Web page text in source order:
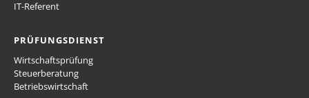
IT-Referent
PRÜFUNGSDIENST
Wirtschaftsprüfung
Steuerberatung
Betriebswirtschaft